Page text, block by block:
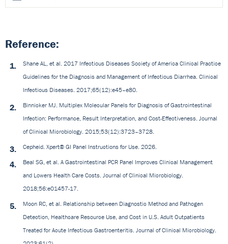
Reference:
Shane AL, et al. 2017 Infectious Diseases Society of America Clinical Practice
Guidelines for the Diagnosis and Management of Infectious Diarrhea. Clinical
Infectious Diseases. 2017;65(12):e45–e80.
Binnicker MJ. Multiplex Molecular Panels for Diagnosis of Gastrointestinal
Infection: Performance, Result Interpretation, and Cost-Effectiveness. Journal
of Clinical Microbiology. 2015;53(12):3723–3728.
Cepheid. Xpert® GI Panel Instructions for Use. 2026.
Beal SG, et al. A Gastrointestinal PCR Panel Improves Clinical Management
and Lowers Health Care Costs. Journal of Clinical Microbiology.
2018;56:e01457-17.
Moon RC, et al. Relationship between Diagnostic Method and Pathogen
Detection, Healthcare Resource Use, and Cost in U.S. Adult Outpatients
Treated for Acute Infectious Gastroenteritis. Journal of Clinical Microbiology.